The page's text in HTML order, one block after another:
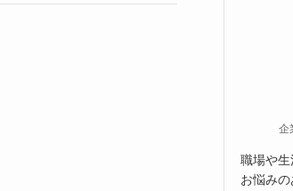
企
職場や
お悩み